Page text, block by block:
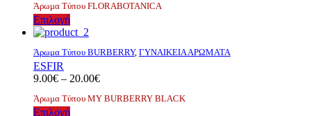
9.00€
Άρωμα Τύπου FLORABOTANICA
ΕπιλογήΑυτό
το
έχει
παραλλαγές.
Οι
επιλογές
Άρωμα Τύπου BURBERRY, ΓΥΝΑΙΚΕΙΑ ΑΡΩΜΑΤΑ
ESFIR
9.00€ – 20.00€Price
9.00€
Άρωμα Τύπου MY BURBERRY BLACK
ΕπιλογήΑυτό